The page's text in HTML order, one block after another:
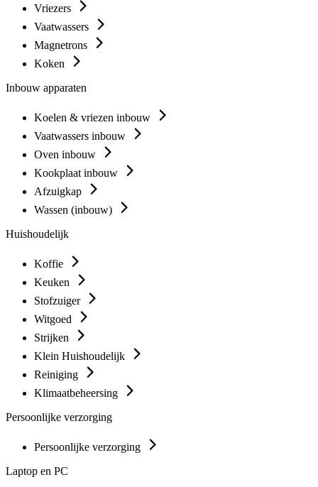
Vriezers
Vaatwassers
Magnetrons
Koken
Inbouw apparaten
Koelen & vriezen inbouw
Vaatwassers inbouw
Oven inbouw
Kookplaat inbouw
Afzuigkap
Wassen (inbouw)
Huishoudelijk
Koffie
Keuken
Stofzuiger
Witgoed
Strijken
Klein Huishoudelijk
Reiniging
Klimaatbeheersing
Persoonlijke verzorging
Persoonlijke verzorging
Laptop en PC